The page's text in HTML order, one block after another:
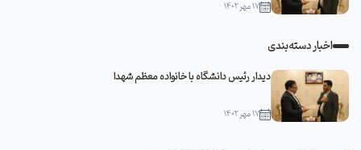
۱۷ مهر ۱۴۰۲
اخبار دسته‌بندی
دیدار رئیس دانشگاه با خانواده معظم شهدا
۱۷ مهر ۱۴۰۲